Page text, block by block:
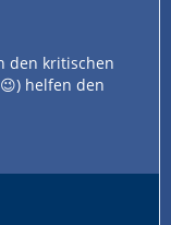
den kritischen
helfen den